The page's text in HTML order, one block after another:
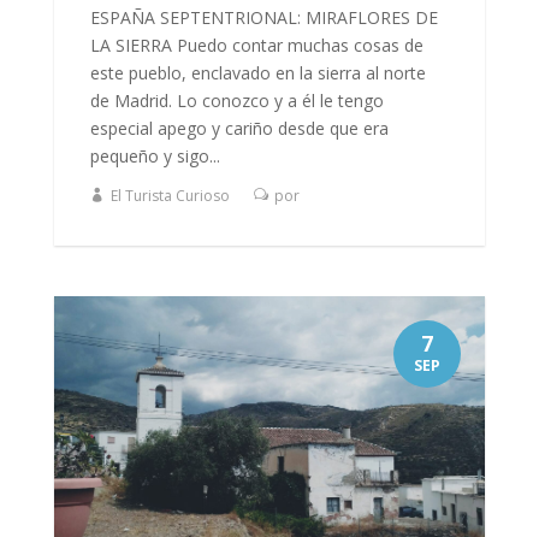
ESPAÑA SEPTENTRIONAL: MIRAFLORES DE
LA SIERRA Puedo contar muchas cosas de
este pueblo, enclavado en la sierra al norte
de Madrid. Lo conozco y a él le tengo
especial apego y cariño desde que era
pequeño y sigo...
El Turista Curioso por
7
SEP